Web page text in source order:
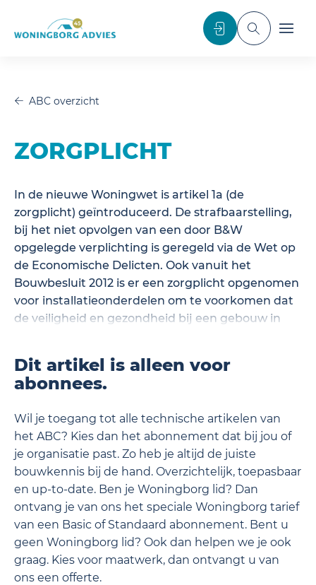
InloggenToggle
ABC overzicht
ZORGPLICHT
In de nieuwe Woningwet is artikel 1a (de
zorgplicht) geïntroduceerd. De strafbaarstelling,
bij het niet opvolgen van een door B&W
opgelegde verplichting is geregeld via de Wet op
de Economische Delicten. Ook vanuit het
Bouwbesluit 2012 is er een zorgplicht opgenomen
voor installatieonderdelen om te voorkomen dat
de veiligheid en gezondheid bij een gebouw in
Dit artikel is alleen voor
abonnees.
Wil je toegang tot alle technische artikelen van
het ABC? Kies dan het abonnement dat bij jou of
je organisatie past. Zo heb je altijd de juiste
bouwkennis bij de hand. Overzichtelijk, toepasbaar
en up-to-date. Ben je Woningborg lid? Dan
ontvang je van ons het speciale Woningborg tarief
van een Basic of Standaard abonnement. Bent u
geen Woningborg lid? Ook dan helpen we je ook
graag. Kies voor maatwerk, dan ontvangt u van
ons een offerte.